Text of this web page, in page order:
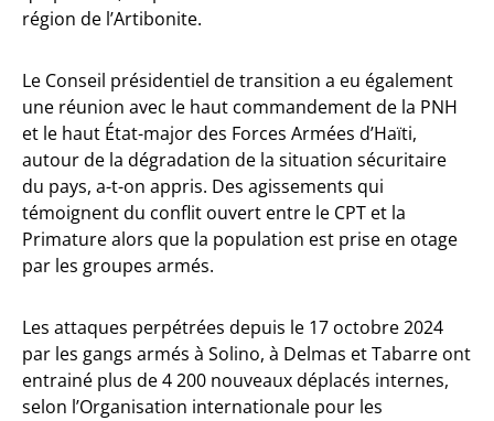
région de l’Artibonite.
Le Conseil présidentiel de transition a eu également
une réunion avec le haut commandement de la PNH
et le haut État-major des Forces Armées d’Haïti,
autour de la dégradation de la situation sécuritaire
du pays, a-t-on appris. Des agissements qui
témoignent du conflit ouvert entre le CPT et la
Primature alors que la population est prise en otage
par les groupes armés.
Les attaques perpétrées depuis le 17 octobre 2024
par les gangs armés à Solino, à Delmas et Tabarre ont
entrainé plus de 4 200 nouveaux déplacés internes,
selon l’Organisation internationale pour les